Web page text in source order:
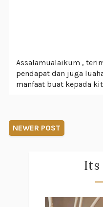
Assalamualaikum ,
pendapat dan juga
manfaat buat kepada
NEWER POST
Its